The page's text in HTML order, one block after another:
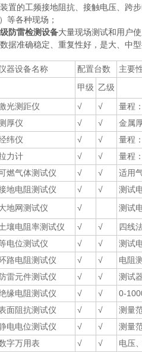
置的工频接地阻抗、接触电压、跨
等各种现场；
防雷检测设备大量现场测试和用户
据准确稳定、重复性好，是大、中
器设备名称 配置台数
主要
甲级 乙级
光测距仪 √ √
量程
厚仪 √ √
金属
纬仪 √ √
量程
力计 √ √
量程
燃气体测试仪 √ √
适用
地电阻测试仪 √ √
测试
地网测试仪 √
测试
壤电阻率测试仪 √ √
四线
电位测试仪 √ √
测试
路电阻测试仪 √ √
电阻
防雷元件测试仪 √ √
测试
缘电阻测试仪 √ √
0-
面阻抗测试仪 √ √ 测量
电电位测试仪 √ √
测量
字万用表 √ √
电压